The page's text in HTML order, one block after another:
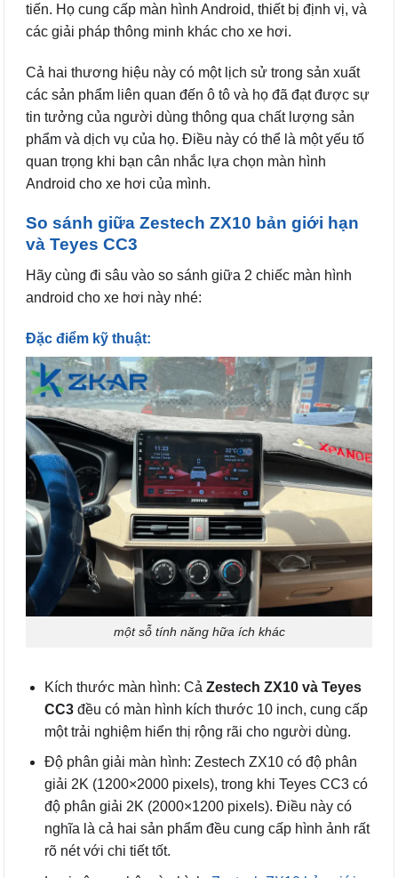
tiến. Họ cung cấp màn hình Android, thiết bị định vị, và
các giải pháp thông minh khác cho xe hơi.
Cả hai thương hiệu này có một lịch sử trong sản xuất
các sản phẩm liên quan đến ô tô và họ đã đạt được sự
tin tưởng của người dùng thông qua chất lượng sản
phẩm và dịch vụ của họ. Điều này có thể là một yếu tố
quan trọng khi bạn cân nhắc lựa chọn màn hình
Android cho xe hơi của mình.
So sánh giữa Zestech ZX10 bản giới hạn
và Teyes CC3
Hãy cùng đi sâu vào so sánh giữa 2 chiếc màn hình
android cho xe hơi này nhé:
Đặc điểm kỹ thuật:
một sỗ tính năng hữa ích khác
Kích thước màn hình: Cả Zestech ZX10 và Teyes
CC3đều có màn hình kích thước 10 inch, cung cấp
một trải nghiệm hiển thị rộng rãi cho người dùng.
Độ phân giải màn hình: Zestech ZX10 có độ phân
giải 2K (1200×2000 pixels), trong khi Teyes CC3 có
độ phân giải 2K (2000×1200 pixels). Điều này có
nghĩa là cả hai sản phẩm đều cung cấp hình ảnh rất
rõ nét với chi tiết tốt.